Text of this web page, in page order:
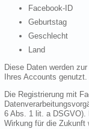
Facebook-ID
Geburtstag
Geschlecht
Land
Diese Daten werden
Ihres Accounts genutzt.
Die Registrierung mit
6 Abs. 1 lit. a DSGVO).
Wirkung für die Zukunft